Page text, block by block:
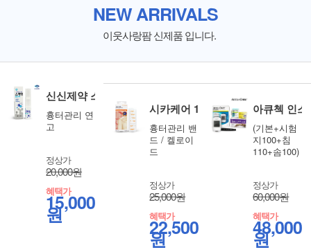
NEW ARRIVALS
이웃사랑팜 신제품 입니다.
신신제약 스카덤 울트라 10g
흉터관리 연
고
정상가
20,000원
혜택가
15,000
원
시카케어 12x3cm 1매입
흉터관리 밴
드 / 켈로이
드
정상가
25,000원
혜택가
22,500
원
아큐첵 인
(기본+시험
지100+침
110+솜100)
정상가
60,000원
혜택가
48,000
원